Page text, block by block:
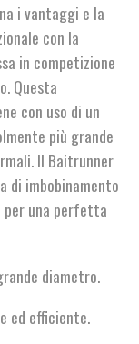
i vantaggi e la
con la
in competizione
Questa
con uso di un
più grande
Il Baitrunner
di imbobinamento
per una perfetta
diametro.
ed efficiente.